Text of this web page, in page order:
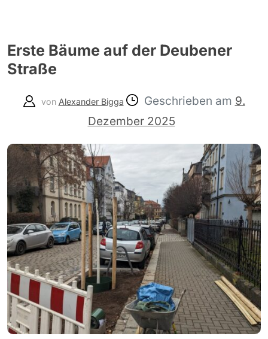
Erste Bäume auf der Deubener
Straße
von Alexander Bigga Geschrieben am 9.
Dezember 2025